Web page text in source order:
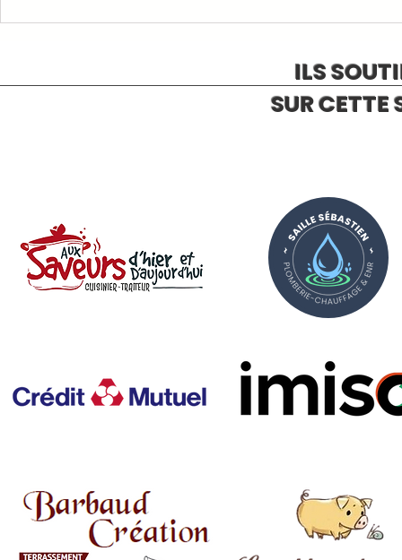
ILS
SUR